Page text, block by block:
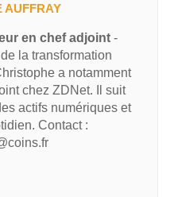
AUFFRAY
en chef adjoint -
la transformation
a notamment
chez ZDNet. Il suit
actifs numériques et
Contact :